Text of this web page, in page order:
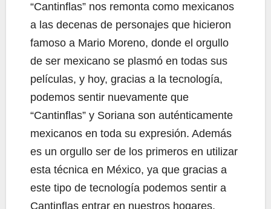
“Cantinflas” nos remonta como mexicanos
a las decenas de personajes que hicieron
famoso a Mario Moreno, donde el orgullo
de ser mexicano se plasmó en todas sus
películas, y hoy, gracias a la tecnología,
podemos sentir nuevamente que
“Cantinflas” y Soriana son auténticamente
mexicanos en toda su expresión. Además
es un orgullo ser de los primeros en utilizar
esta técnica en México, ya que gracias a
este tipo de tecnología podemos sentir a
Cantinflas entrar en nuestros hogares,